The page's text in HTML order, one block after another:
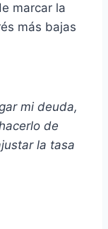
marcar la
más bajas
mi deuda,
de
la tasa